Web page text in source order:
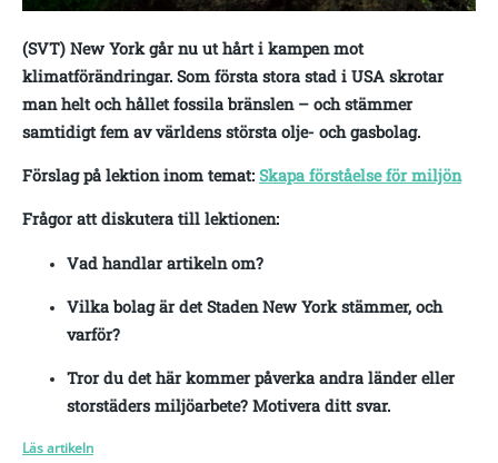
(SVT) New York går nu ut hårt i kampen mot
klimatförändringar. Som första stora stad i USA skrotar
man helt och hållet fossila bränslen – och stämmer
samtidigt fem av världens största olje- och gasbolag.
Förslag på lektion inom temat: Skapa förståelse för miljön
Frågor att diskutera till lektionen:
Vad handlar artikeln om?
Vilka bolag är det Staden New York stämmer, och
varför?
Tror du det här kommer påverka andra länder eller
storstäders miljöarbete? Motivera ditt svar.
Läs artikeln